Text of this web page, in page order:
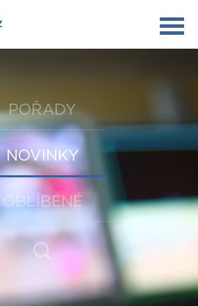
POŘADY
NOVINKY
OBLÍBENÉ